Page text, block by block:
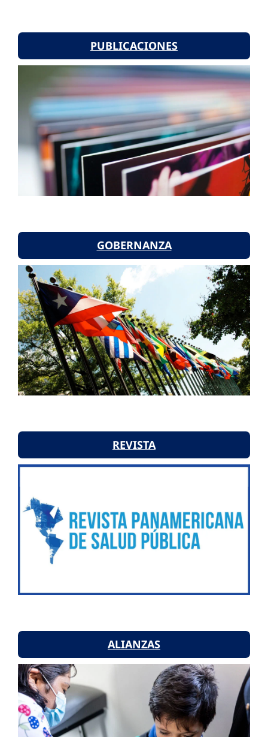
PUBLICACIONES
GOBERNANZA
REVISTA
ALIANZAS